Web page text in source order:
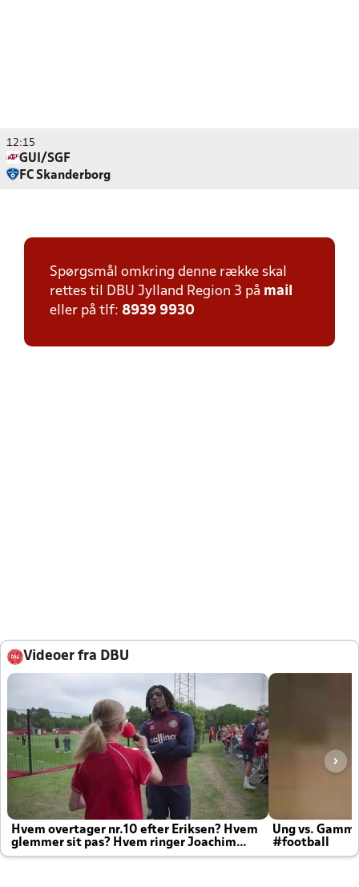
12:15
GUI/SGF
FC Skanderborg
Spørgsmål omkring denne række skal
rettes til DBU Jylland Region 3 på mail
eller på tlf: 8939 9930
Videoer fra DBU
Hvem overtager nr.10 efter Eriksen? Hvem
glemmer sit pas? Hvem ringer Joachim
altid til efter kampe?
Ung vs.
#football